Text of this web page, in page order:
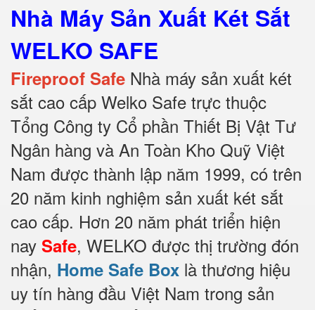
Nhà Máy Sản Xuất Két Sắt
WELKO SAFE
Fireproof Safe Nhà máy sản xuất két
sắt cao cấp Welko Safe trực thuộc
Tổng Công ty Cổ phần Thiết Bị Vật Tư
Ngân hàng và An Toàn Kho Quỹ Việt
Nam được thành lập năm 1999, có trên
20 năm kinh nghiệm sản xuất két sắt
cao cấp. Hơn 20 năm phát triển hiện
nay Safe, WELKO được thị trường đón
nhận, Home Safe Box là thương hiệu
uy tín hàng đầu Việt Nam trong sản